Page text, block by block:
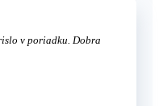
v poriadku. Dobra